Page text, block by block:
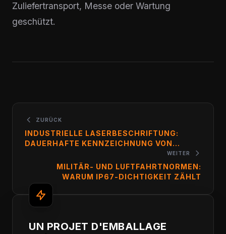
Zuliefertransport, Messe oder Wartung
geschützt.
ZURÜCK
INDUSTRIELLE LASERBESCHRIFTUNG:
DAUERHAFTE KENNZEICHNUNG VON
WEITER
MILITÄR- UND LUFTFAHRTNORMEN:
WARUM IP67-DICHTIGKEIT ZÄHLT
UN PROJET D'EMBALLAGE